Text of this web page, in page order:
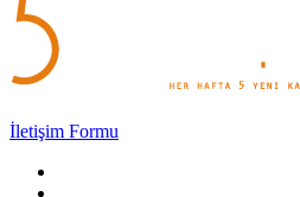
İletişim Formu